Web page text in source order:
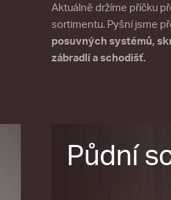
Aktuálně držíme příčku
sortimentu. Pyšní jsme
posuvných systémů,
zábradlí a schodišť.
Půdní